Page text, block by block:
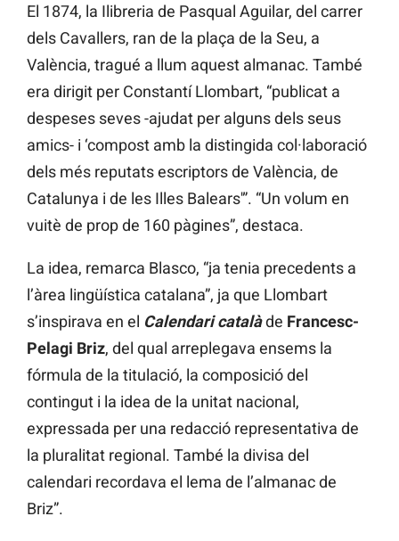
El 1874, la Ilibreria de Pasqual Aguilar, del carrer
dels Cavallers, ran de la plaça de la Seu, a
València, tragué a llum aquest almanac. També
era dirigit per Constantí Llombart, “publicat a
despeses seves -ajudat per alguns dels seus
amics- i ‘compost amb la distingida col·laboració
dels més reputats escriptors de València, de
Catalunya i de les Illes Balears'”. “Un volum en
vuitè de prop de 160 pàgines”, destaca.
La idea, remarca Blasco, “ja tenia precedents a
l’àrea lingüística catalana”, ja que Llombart
s’inspirava en el Calendari catalàde Francesc-
Pelagi Briz, del qual arreplegava ensems la
fórmula de la titulació, la composició del
contingut i la idea de la unitat nacional,
expressada per una redacció representativa de
la pluralitat regional. També la divisa del
calendari recordava el lema de l’almanac de
Briz”.